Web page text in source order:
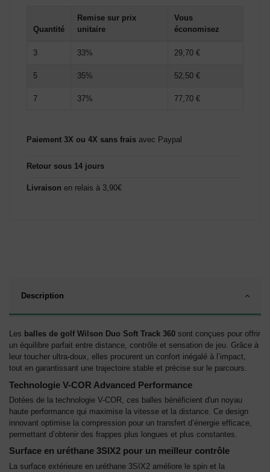
Quantité
Remise sur prix
unitaire
Vous
économisez
3 33% 29,70 €
5 35% 52,50 €
7 37% 77,70 €
Paiement 3X ou 4X sans frais avec Paypal
Retour sous 14 jours
Livraison en relais à 3,90€
Description
Les balles de golf Wilson Duo Soft Track 360 sont conçues pour offrir
un équilibre parfait entre distance, contrôle et sensation de jeu. Grâce à
leur toucher ultra-doux, elles procurent un confort inégalé à l’impact,
tout en garantissant une trajectoire stable et précise sur le parcours.
Technologie V-COR Advanced Performance
Dotées de la technologie V-COR, ces balles bénéficient d'un noyau
haute performance qui maximise la vitesse et la distance. Ce design
innovant optimise la compression pour un transfert d’énergie efficace,
permettant d’obtenir des frappes plus longues et plus constantes.
Surface en uréthane 3SIX2 pour un meilleur contrôle
La surface extérieure en uréthane 3SIX2 améliore le spin et la